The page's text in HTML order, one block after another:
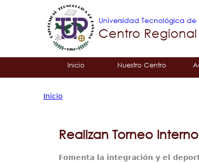
Universidad Tecnológica de
Centro
Tropical
Principal
Inicio Nuestro Centro
está
Inicio
Realizan Torneo
Fomenta la integración y el